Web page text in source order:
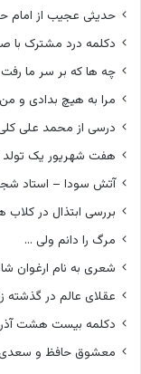
حدیثی عجیب از امام
دکلمه درد مشترک با
چه ها که بر سر ما
مرا به هیچ بدادی و
درسی از محمد علی
هفت شهریور یک تولد
آتش سودا – استاد
بررسی ابتذال در
مرگ را دانم ولی …
شعری به نام ارغوان
عقلای عالم در گذشته
دکلمه بیست هشت
معشوق حافظ و